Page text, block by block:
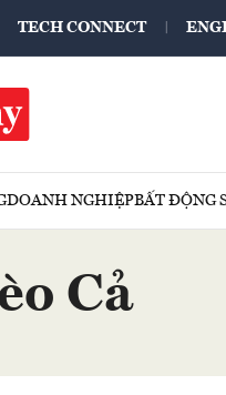
TECH CONNECT
DOANH NGHIỆPBẤT ĐỘNG
Cả